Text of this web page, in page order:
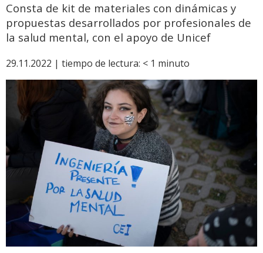
Consta de kit de materiales con dinámicas y
propuestas desarrollados por profesionales de
la salud mental, con el apoyo de Unicef
29.11.2022 | tiempo de lectura: < 1 minuto